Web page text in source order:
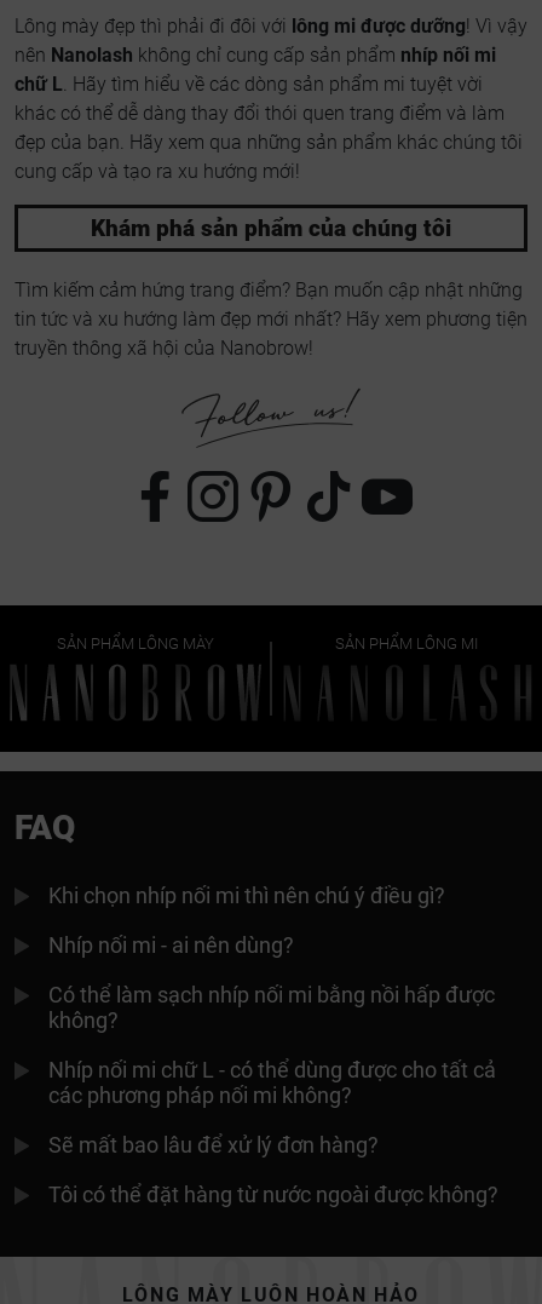
Lông mày đẹp thì phải đi đôi với lông mi được dưỡng! Vì vậy
nên Nanolash không chỉ cung cấp sản phẩm nhíp nối mi
chữ L. Hãy tìm hiểu về các dòng sản phẩm mi tuyệt vời
khác có thể dễ dàng thay đổi thói quen trang điểm và làm
đẹp của bạn. Hãy xem qua những sản phẩm khác chúng tôi
cung cấp và tạo ra xu hướng mới!
Khám phá sản phẩm của chúng tôi
Tìm kiếm cảm hứng trang điểm? Bạn muốn cập nhật những
tin tức và xu hướng làm đẹp mới nhất? Hãy xem phương tiện
truyền thông xã hội của Nanobrow!
SẢN PHẨM LÔNG MÀY SẢN PHẨM LÔNG MI
FAQ
Khi chọn nhíp nối mi thì nên chú ý điều gì?
Nhíp nối mi - ai nên dùng?
Có thể làm sạch nhíp nối mi bằng nồi hấp được
không?
Nhíp nối mi chữ L - có thể dùng được cho tất cả
các phương pháp nối mi không?
Sẽ mất bao lâu để xử lý đơn hàng?
Tôi có thể đặt hàng từ nước ngoài được không?
LÔNG MÀY LUÔN HOÀN HẢO